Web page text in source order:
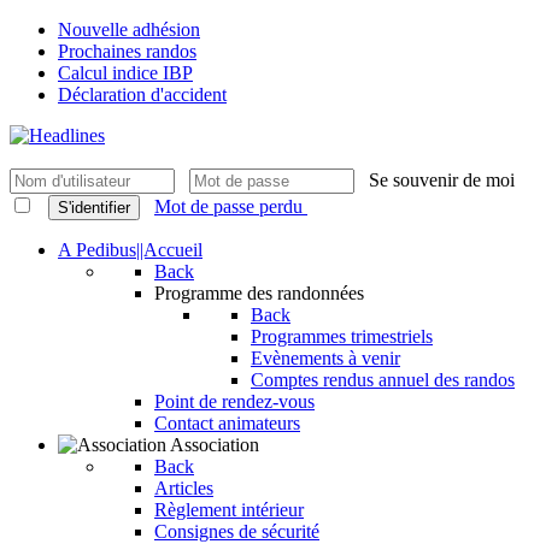
Nouvelle adhésion
Prochaines randos
Calcul indice IBP
Déclaration d'accident
Se souvenir de moi
S'identifier Mot de passe perdu
A Pedibus||Accueil
Back
Programme des randonnées
Back
Programmes trimestriels
Evènements à venir
Comptes rendus annuel des randos
Point de rendez-vous
Contact animateurs
Association
Back
Articles
Règlement intérieur
Consignes de sécurité